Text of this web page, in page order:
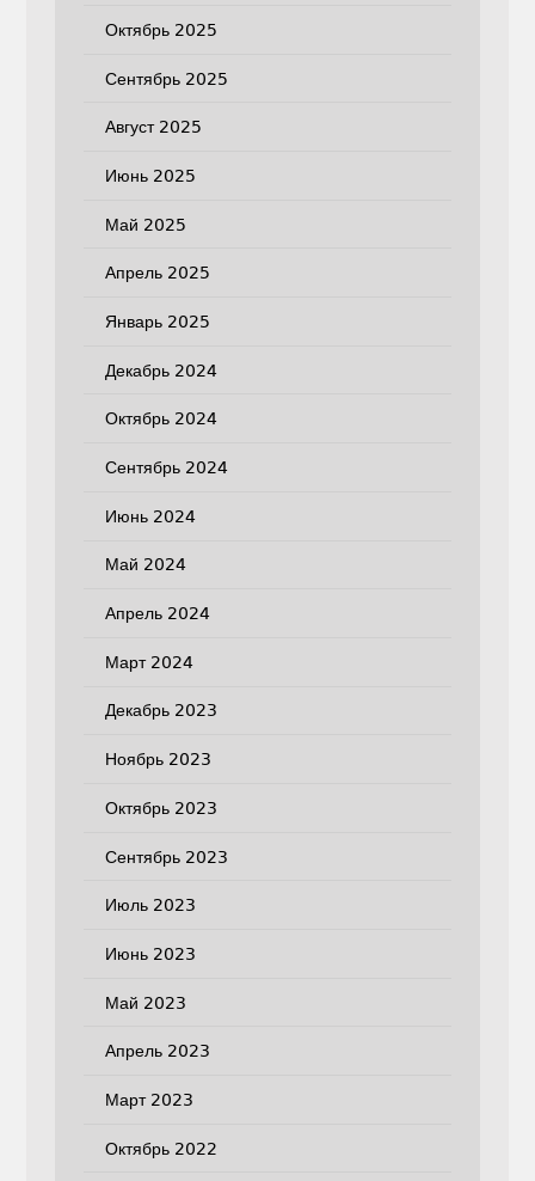
Октябрь 2025
Сентябрь 2025
Август 2025
Июнь 2025
Май 2025
Апрель 2025
Январь 2025
Декабрь 2024
Октябрь 2024
Сентябрь 2024
Июнь 2024
Май 2024
Апрель 2024
Март 2024
Декабрь 2023
Ноябрь 2023
Октябрь 2023
Сентябрь 2023
Июль 2023
Июнь 2023
Май 2023
Апрель 2023
Март 2023
Октябрь 2022